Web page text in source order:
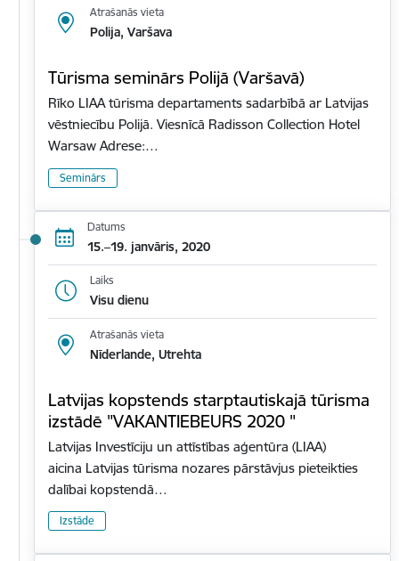
Atrašanās vieta
Polija, Varšava
Tūrisma seminārs Polijā (Varšavā)
Rīko LIAA tūrisma departaments sadarbībā ar Latvijas
vēstniecību Polijā. Viesnīcā Radisson Collection Hotel
Warsaw Adrese:…
Seminārs
Datums
15.–19. janvāris, 2020
Laiks
Visu dienu
Atrašanās vieta
Nīderlande, Utrehta
Latvijas kopstends starptautiskajā tūrisma
izstādē "VAKANTIEBEURS 2020 "
Latvijas Investīciju un attīstības aģentūra (LIAA)
aicina Latvijas tūrisma nozares pārstāvjus pieteikties
dalībai kopstendā…
Izstāde